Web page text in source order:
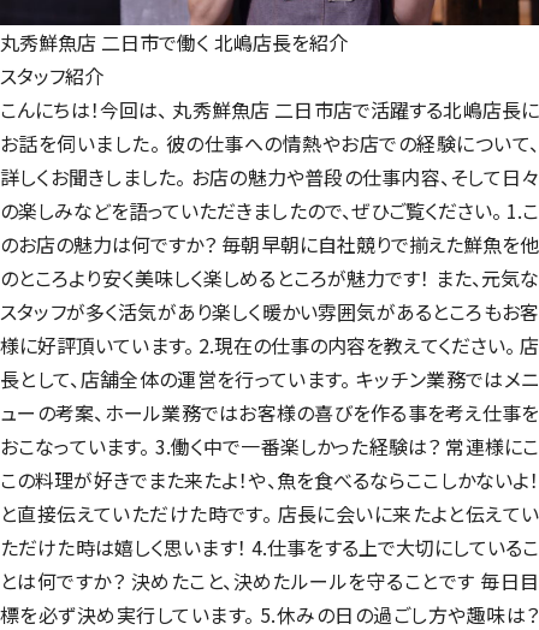
丸秀鮮魚店 二日市で働く 北嶋店長を紹介
スタッフ紹介
こんにちは！今回は、 丸秀鮮魚店 二日市店で活躍する北嶋店長に
お話を伺いました。 彼の仕事への情熱やお店での経験について、
詳しくお聞きしました。 お店の魅力や普段の仕事内容、そして日々
の楽しみなどを語っていただきましたので、ぜひご覧ください。 1.こ
のお店の魅力は何ですか？ 毎朝早朝に自社競りで揃えた鮮魚を他
のところより安く美味しく楽しめるところが魅力です！ また、元気な
スタッフが多く活気があり楽しく暖かい雰囲気があるところもお客
様に好評頂いています。 2.現在の仕事の内容を教えてください。 店
長として、店舗全体の運営を行っています。 キッチン業務ではメニ
ューの考案、ホール業務ではお客様の喜びを作る事を考え仕事を
おこなっています。 3.働く中で一番楽しかった経験は？ 常連様にこ
この料理が好きでまた来たよ！や、魚を食べるならここしかないよ！
と直接伝えていただけた時です。 店長に会いに来たよと伝えてい
ただけた時は嬉しく思います！ 4.仕事をする上で大切にしているこ
とは何ですか？ 決めたこと、決めたルールを守ることです 毎日目
標を必ず決め実行しています。 5.休みの日の過ごし方や趣味は？